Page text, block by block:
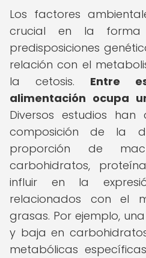
Los factores
crucial en la forma
predisposiciones
relación con el
la cetosis. Entre
alimentación ocupa
Diversos estudios
composición de la
proporción de
carbohidratos,
influir en la
relacionados con el
grasas. Por ejemplo,
y baja en
metabólicas